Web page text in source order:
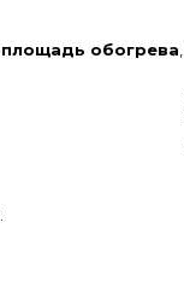
площадь обогрева